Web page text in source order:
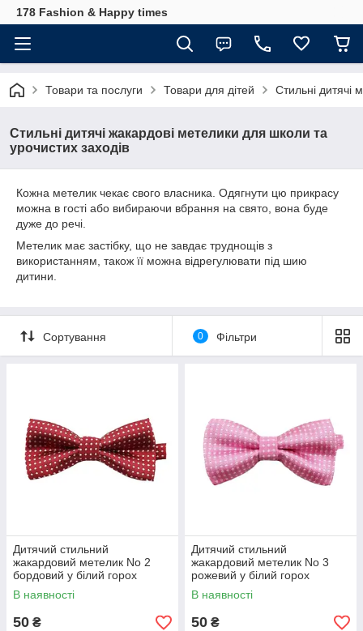
178 Fashion & Happy times
Товари та послуги Товари для дітей Стильні дитячі
Стильні дитячі жакардові метелики для школи та
урочистих заходів
Кожна метелик чекає свого власника. Одягнути цю прикрасу
можна в гості або вибираючи вбрання на свято, вона буде
дуже до речі.
Метелик має застібку, що не завдає труднощів з
використанням, також її можна відрегулювати під шию
дитини.
Сортування 0 Фільтри
Дитячий стильний
жакардовий метелик No 2
бордовий у білий горох
В наявності
50 ₴
Дитячий стильний
жакардовий метелик No 3
рожевий у білий горох
В наявності
50 ₴